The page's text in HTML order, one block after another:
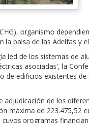
organismo
balsa de las Adelfas y
de los sistemas de
asociadas', la
edificios existentes
de los
máxima de
programas